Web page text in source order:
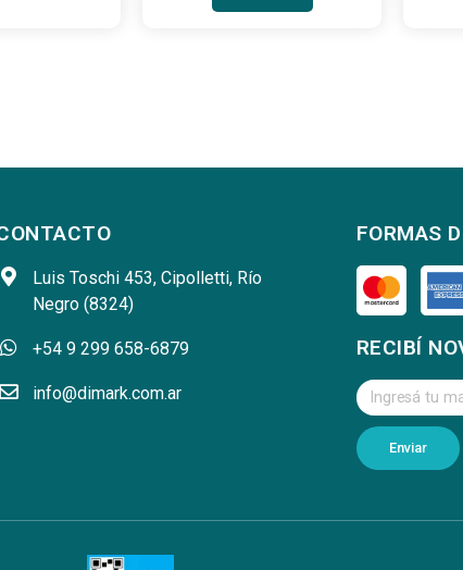
Luis Toschi 453, Cipolletti, Río
Negro (8324)
+54 9 299 658-6879
info@dimark.com.ar
FORMAS
RECIBÍ
Enviar